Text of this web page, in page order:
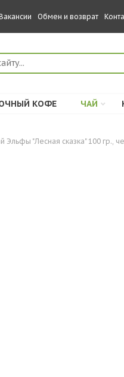
Обмен и возврат
КОФЕ ЧАЙ
Эльфы "Лесная сказка" 100 гр.,